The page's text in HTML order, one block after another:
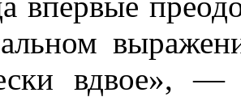
вдвое»,